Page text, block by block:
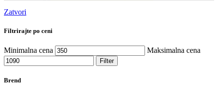
Zatvori
Filtrirajte po ceni
Minimalna cena Maksimalna cena
Filter
Brend